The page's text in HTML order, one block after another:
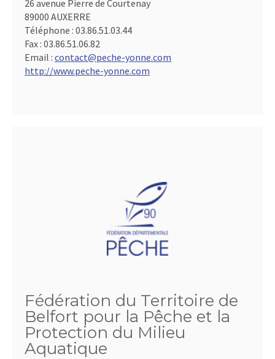
26 avenue Pierre de Courtenay
89000 AUXERRE
Téléphone : 03.86.51.03.44
Fax : 03.86.51.06.82
Email : contact@peche-yonne.com
http://www.peche-yonne.com
Fédération du Territoire de
Belfort pour la Pêche et la
Protection du Milieu
Aquatique